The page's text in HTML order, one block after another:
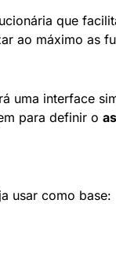
que
ao máximo as
uma interface
para definir o
usar como base: